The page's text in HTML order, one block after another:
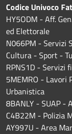
Codice Univoco
HY5ODM - Aff.
ed Elettorale
N066PM - Servizi
Cultura - Sport -
RPNS1D - Servizi
5MEMRO - Lavori
Urbanistica
8BANLY - SUAP -
C4B22M - Polizia
AY997U - Area